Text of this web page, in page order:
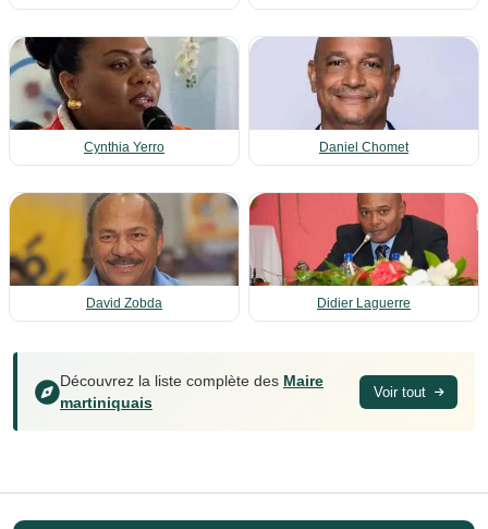
Cynthia Yerro Daniel Chomet
David Zobda Didier Laguerre
Découvrez la liste complète des Maire
martiniquais
Voir tout